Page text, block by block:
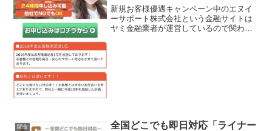
新規お客様優遇キャンペーン中のエヌイ
ーサポート株式会社という金融サイトは
ヤミ金融業者が運営しているので関わら
闇金
全国どこでも即日対応「ライナー